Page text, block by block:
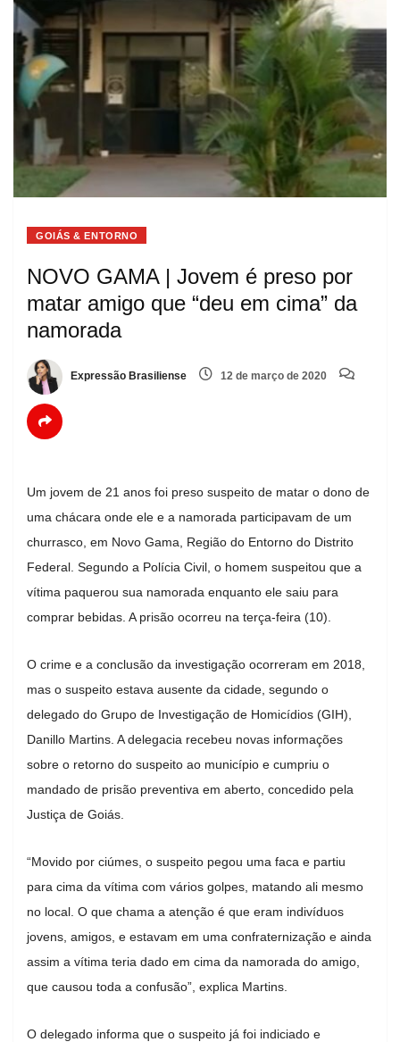
GOIÁS & ENTORNO
NOVO GAMA | Jovem é preso por
matar amigo que “deu em cima” da
namorada
Expressão Brasiliense 12 de março de 2020
Um jovem de 21 anos foi preso suspeito de matar o dono de
uma chácara onde ele e a namorada participavam de um
churrasco, em Novo Gama, Região do Entorno do Distrito
Federal. Segundo a Polícia Civil, o homem suspeitou que a
vítima paquerou sua namorada enquanto ele saiu para
comprar bebidas. A prisão ocorreu na terça-feira (10).
O crime e a conclusão da investigação ocorreram em 2018,
mas o suspeito estava ausente da cidade, segundo o
delegado do Grupo de Investigação de Homicídios (GIH),
Danillo Martins. A delegacia recebeu novas informações
sobre o retorno do suspeito ao município e cumpriu o
mandado de prisão preventiva em aberto, concedido pela
Justiça de Goiás.
“Movido por ciúmes, o suspeito pegou uma faca e partiu
para cima da vítima com vários golpes, matando ali mesmo
no local. O que chama a atenção é que eram indivíduos
jovens, amigos, e estavam em uma confraternização e ainda
assim a vítima teria dado em cima da namorada do amigo,
que causou toda a confusão”, explica Martins.
O delegado informa que o suspeito já foi indiciado e